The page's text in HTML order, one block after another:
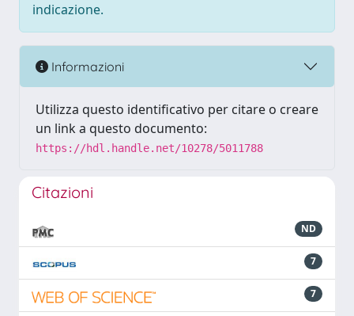
indicazione.
Informazioni
Utilizza questo identificativo per citare o creare
un link a questo documento:
https://hdl.handle.net/10278/5011788
Citazioni
ND
7
7